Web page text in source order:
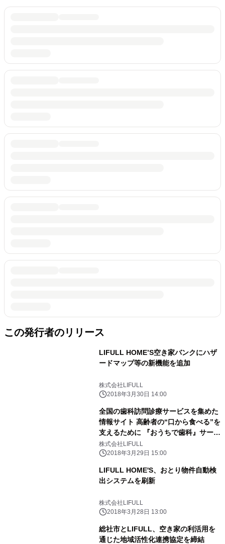
この発行者のリリース
LIFULL HOME’S空き家バンクにハザ
ードマップ等の新機能を追加
株式会社LIFULL
2018年3月30日 14:00
全国の歯科訪問診療サービスを集めた
情報サイト 高齢者の“口から食べる”を
支えるために 『おうちで歯科』サービ
ス開始
株式会社LIFULL
2018年3月29日 15:00
LIFULL HOME'S、おとり物件自動検
出システムを刷新
株式会社LIFULL
2018年3月28日 13:00
総社市とLIFULL、空き家の利活用を
通じた地域活性化連携協定を締結